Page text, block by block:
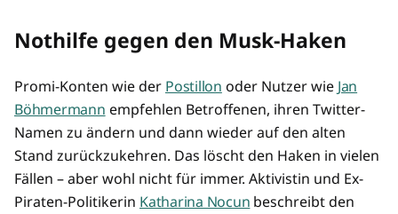
Nothilfe gegen den Musk-Haken
Promi-Konten wie der Postillon oder Nutzer wie Jan
Böhmermann empfehlen Betroffenen, ihren Twitter-
Namen zu ändern und dann wieder auf den alten
Stand zurückzukehren. Das löscht den Haken in vielen
Fällen – aber wohl nicht für immer. Aktivistin und Ex-
Piraten-Politikerin Katharina Nocun beschreibt den